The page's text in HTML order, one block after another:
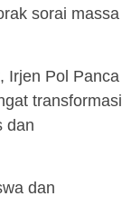
sorai massa
Irjen Pol Panca
transformasi
dan
dan